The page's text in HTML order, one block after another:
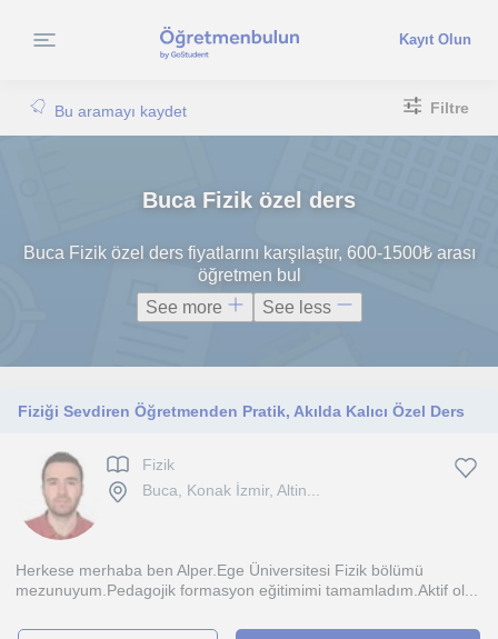
Kayıt Olun
Bu aramayı kaydet Filtre
Buca Fizik özel ders
Buca Fizik özel ders fiyatlarını karşılaştır, 600-1500₺ arası
öğretmen bul
See more
See less
Fiziği Sevdiren Öğretmenden Pratik, Akılda Kalıcı Özel Ders
Fizik
Buca, Konak İzmir, Altin...
Herkese merhaba ben Alper.Ege Üniversitesi Fizik bölümü
mezunuyum.Pedagojik formasyon eğitimimi tamamladım.Aktif ol...